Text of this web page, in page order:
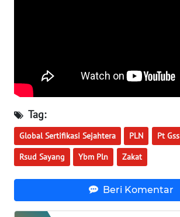
Tag:
Global Sertifikasi Sejahtera PLN Pt Gss
Rsud Sayang Ybm Pln Zakat
Beri Komentar
SULUT
WN
MALUKU
WN
MALUT
WN
DAIRI